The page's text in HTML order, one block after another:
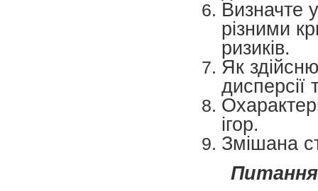
Визначте
різними
ризиків.
Як
дисперсії
ігор.
Змішана